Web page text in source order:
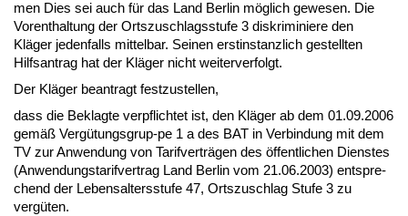
men Dies sei auch für das Land Ber­lin möglich ge­we­sen. Die
Vor­ent­hal­tung der Orts­zu­schlags­stu­fe 3 dis­kri­mi­nie­re den
Kläger je­den­falls mit­tel­bar. Sei­nen erst­in­stanz­lich ge­stell­ten
Hilfs­an­trag hat der Kläger nicht wei­ter­ver­folgt.
Der Kläger be­an­tragt fest­zu­stel­len,
dass die Be­klag­te ver­pflich­tet ist, den Kläger ab dem 01.09.2006
gemäß Vergütungs­grup-pe 1 a des BAT in Ver­bin­dung mit dem
TV zur An­wen­dung von Ta­rif­verträgen des öffent­li­chen Diens­tes
(An­wen­dungs­ta­rif­ver­trag Land Ber­lin vom 21.06.2003) ent­spre­
chend der Le­bens­al­ters­stu­fe 47, Orts­zu­schlag Stu­fe 3 zu
vergüten.